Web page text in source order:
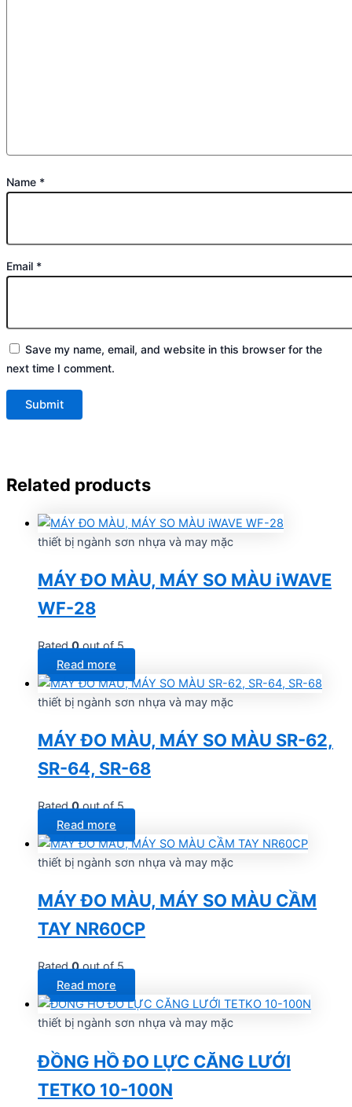
Name *
Email *
Save my name, email, and website in this browser for the
next time I comment.
Related products
thiết bị ngành sơn nhựa và may mặc
MÁY ĐO MÀU, MÁY SO MÀU iWAVE
WF-28
Rated0out of 5
Read more
thiết bị ngành sơn nhựa và may mặc
MÁY ĐO MÀU, MÁY SO MÀU SR-62,
SR-64, SR-68
Rated0out of 5
Read more
thiết bị ngành sơn nhựa và may mặc
MÁY ĐO MÀU, MÁY SO MÀU CẦM
TAY NR60CP
Rated0out of 5
Read more
thiết bị ngành sơn nhựa và may mặc
ĐỒNG HỒ ĐO LỰC CĂNG LƯỚI
TETKO 10-100N